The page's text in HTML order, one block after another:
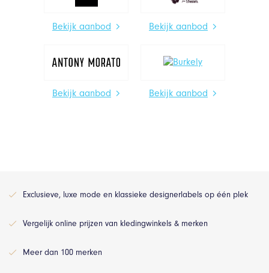
Bekijk aanbod Bekijk aanbod
Bekijk aanbod Bekijk aanbod
Exclusieve, luxe mode en klassieke designerlabels op één plek
Vergelijk online prijzen van kledingwinkels & merken
Meer dan 100 merken